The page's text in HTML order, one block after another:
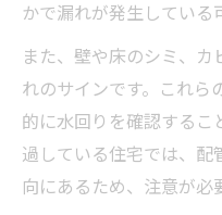
かで漏れが発生している
また、壁や床のシミ、
れのサインです。これら
的に水回りを確認するこ
過している住宅では、配
向にあるため、注意が必